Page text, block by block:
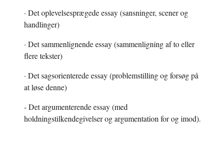
· Det oplevelsesprægede essay (sansninger, scener og
handlinger)
· Det sammenlignende essay (sammenligning af to eller
flere tekster)
· Det sagsorienterede essay (problemstilling og forsøg på
at løse denne)
- Det argumenterende essay (med
holdningstilkendegivelser og argumentation for og imod).